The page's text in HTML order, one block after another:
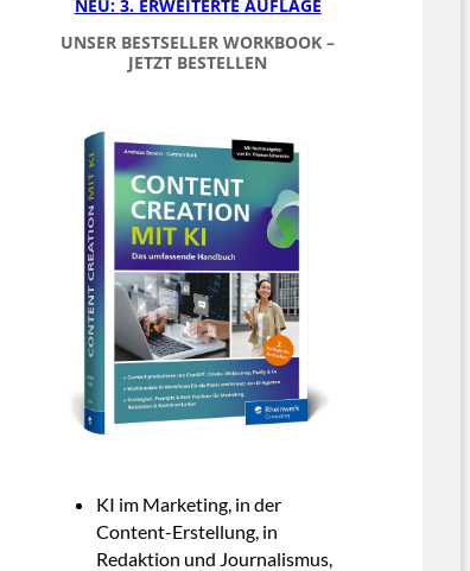
NEU: 3. ERWEITERTE AUFLAGE
UNSER BESTSELLER WORKBOOK –
JETZT BESTELLEN
KI im Marketing, in der
Content-Erstellung, in
Redaktion und Journalismus,